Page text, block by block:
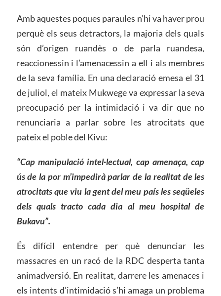
Amb aquestes poques paraules n’hi va haver prou
perquè els seus detractors, la majoria dels quals
són d’origen ruandès o de parla ruandesa,
reaccionessin i l’amenacessin a ell i als membres
de la seva família. En una declaració emesa el 31
de juliol, el mateix Mukwege va expressar la seva
preocupació per la intimidació i va dir que no
renunciaria a parlar sobre les atrocitats que
pateix el poble del Kivu:
“Cap manipulació intel·lectual, cap amenaça, cap
ús de la por m’impedirà parlar de la realitat de les
atrocitats que viu la gent del meu país les seqüeles
dels quals tracto cada dia al meu hospital de
Bukavu”.
És difícil entendre per què denunciar les
massacres en un racó de la RDC desperta tanta
animadversió. En realitat, darrere les amenaces i
els intents d’intimidació s’hi amaga un problema